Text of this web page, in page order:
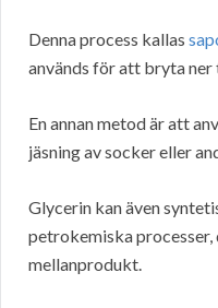
Denna process kallas
används för att bryta
En annan metod är att
jäsning av socker eller
Glycerin kan även
petrokemiska
mellanprodukt.